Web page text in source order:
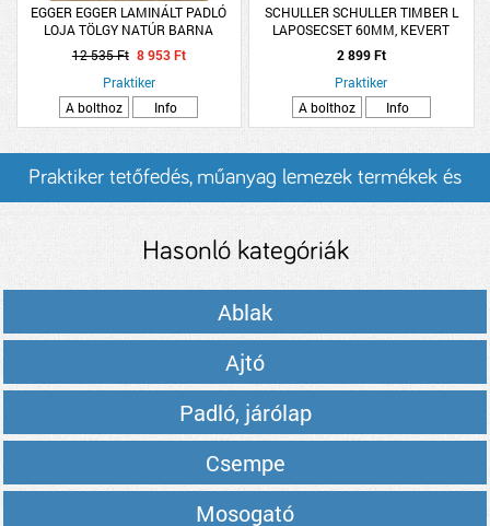
EGGER EGGER LAMINÁLT PADLÓ
LOJA TÖLGY NATÚR BARNA
1292X193X8MM EL2077 K32 4V
1,99M2/CS
12 535 Ft 8 953 Ft
Praktiker
A bolthoz
Info
SCHULLER SCHULLER TIMBER L
LAPOSECSET 60MM, KEVERT
SÖRTE, KÉK MŰANYAG NYÉL,
MONOBLOK
2 899 Ft
Praktiker
A bolthoz
Info
Praktiker tetőfedés, műanyag lemezek termékek és
Hasonló kategóriák
Ablak
Ajtó
Padló, járólap
Csempe
Mosogató